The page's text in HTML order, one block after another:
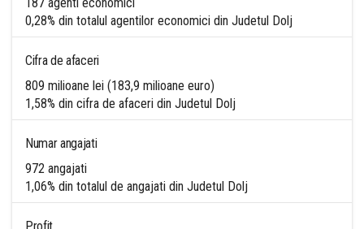
0,28% din totalul agentilor economici din Judetul Dolj
Cifra de afaceri
809 milioane lei (183,9 milioane euro)
1,58% din cifra de afaceri din Judetul Dolj
Numar angajati
972 angajati
1,06% din totalul de angajati din Judetul Dolj